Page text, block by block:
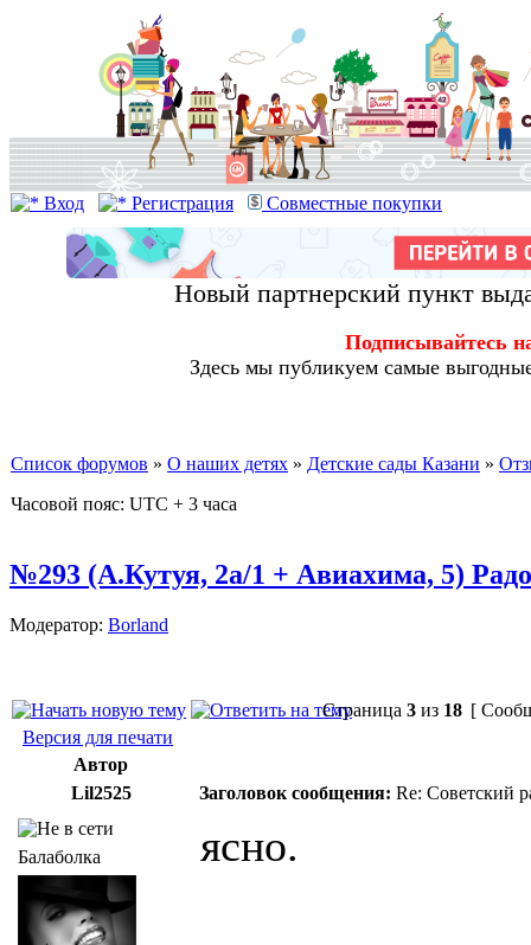
Вход Регистрация Совместные покупки
Новый партнерский пункт
Подписывайтесь
Здесь мы публикуем самые
Список форумов » О наших детях » Детские сады Казани »
Часовой пояс: UTC + 3 часа
№293 (А.Кутуя, 2а/1 + Авиахима, 5)
Модератор: Borland
Страница 3 из 18 [
Версия для печати
Автор
Lil2525
Заголовок сообщения: Re: Советский
Балаболка ясно.